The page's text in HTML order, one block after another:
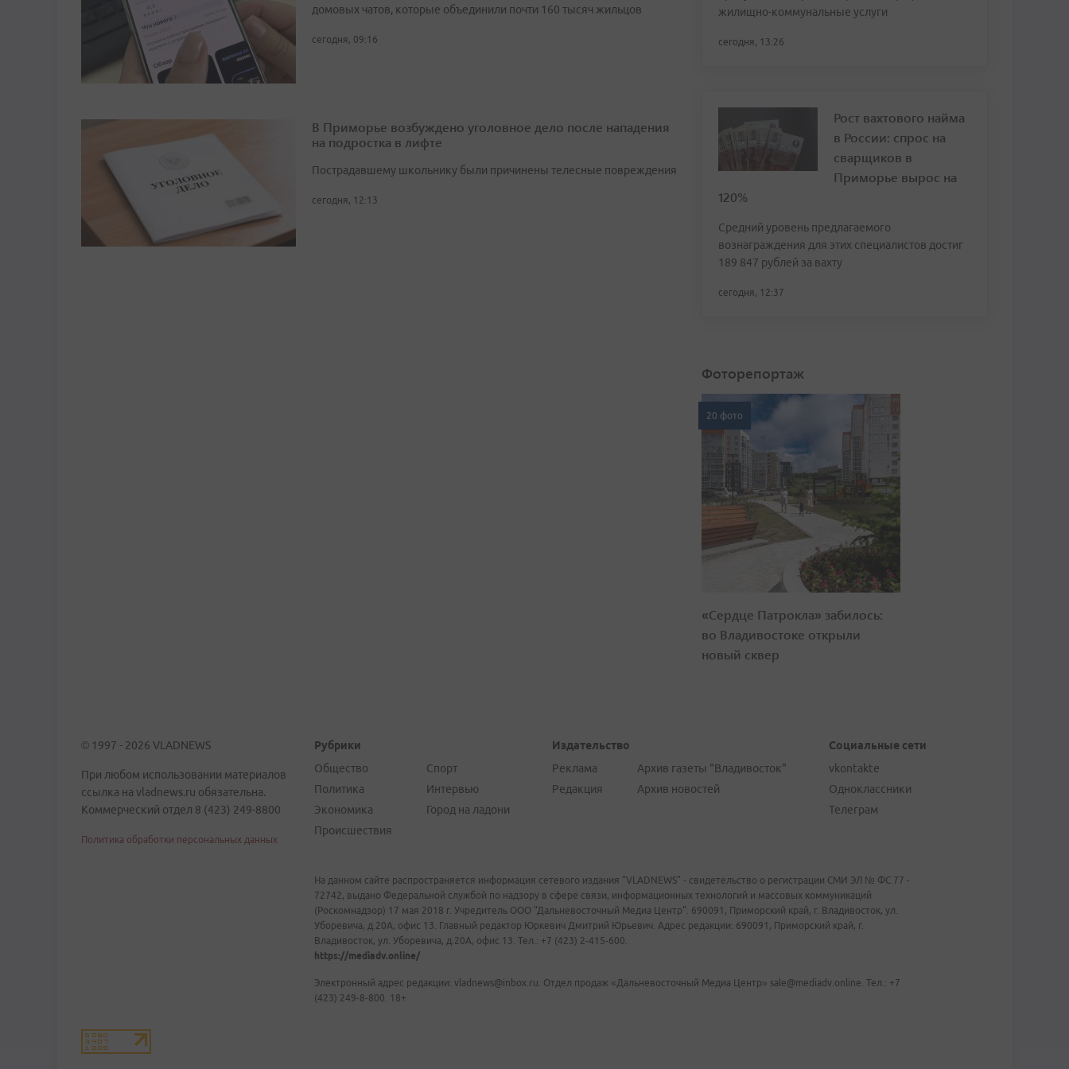
домовых чатов, которые объединили почти 160 тысяч жильцов
сегодня, 09:16
В Приморье возбуждено уголовное дело после нападения
на подростка в лифте
Пострадавшему школьнику были причинены телесные повреждения
сегодня, 12:13
жилищно-коммунальные услуги
сегодня, 13:26
Рост вахтового найма
в России: спрос на
сварщиков в
Приморье вырос на
120%
Средний уровень предлагаемого
вознаграждения для этих специалистов достиг
189 847 рублей за вахту
сегодня, 12:37
Фоторепортаж
20 фото
«Сердце Патрокла» забилось:
во Владивостоке открыли
новый сквер
© 1997 - 2026 VLADNEWS
При любом использовании материалов
ссылка на vladnews.ru обязательна.
Коммерческий отдел 8 (423) 249-8800
Политика обработки персональных данных
Рубрики
Общество
Политика
Экономика
Происшествия
Спорт
Интервью
Город на ладони
Издательство
Реклама
Редакция
Архив газеты "Владивосток"
Архив новостей
Социальные сети
vkontakte
Одноклассники
Телеграм
На данном сайте распространяется информация сетевого издания "VLADNEWS" - свидетельство о регистрации СМИ ЭЛ № ФС 77 -
72742, выдано Федеральной службой по надзору в сфере связи, информационных технологий и массовых коммуникаций
(Роскомнадзор) 17 мая 2018 г. Учредитель ООО "Дальневосточный Медиа Центр". 690091, Приморский край, г. Владивосток, ул.
Уборевича, д.20А, офис 13. Главный редактор Юркевич Дмитрий Юрьевич. Адрес редакции: 690091, Приморский край, г.
Владивосток, ул. Уборевича, д.20А, офис 13. Тел.: +7 (423) 2-415-600.
https://mediadv.online/
Электронный адрес редакции: vladnews@inbox.ru. Отдел продаж «Дальневосточный Медиа Центр» sale@mediadv.online. Тел.: +7
(423) 249-8-800. 18+